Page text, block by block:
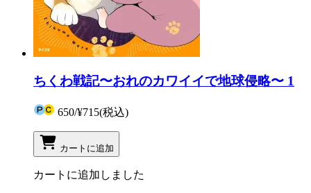
ちくわ戦記〜おれのカワイイで地球侵略〜 1
650/¥715(税込)
カートに追加
カートに追加しました